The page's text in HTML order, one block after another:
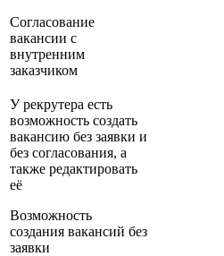
Согласование
вакансии с
внутренним
заказчиком
У рекрутера есть
возможность создать
вакансию без заявки и
без согласования, а
также редактировать
её
Возможность
создания вакансий без
заявки